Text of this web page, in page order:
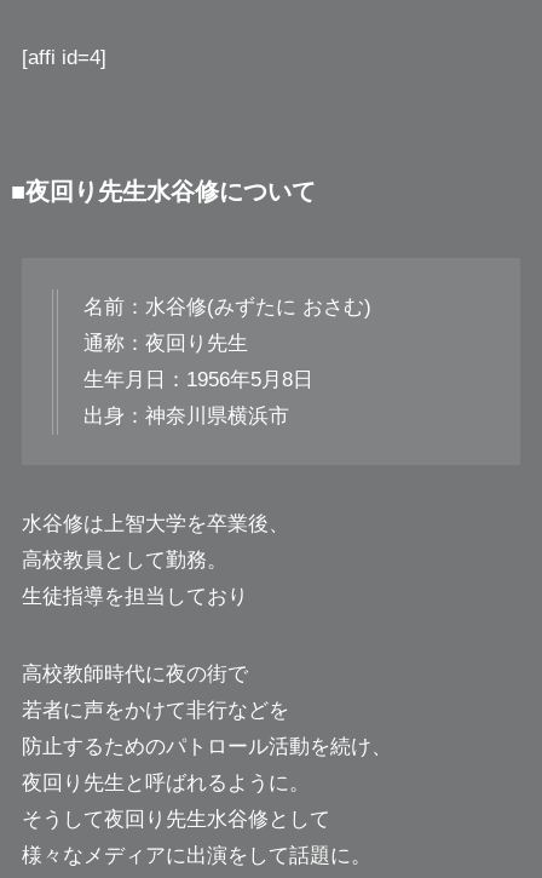
[affi id=4]
■夜回り先生水谷修について
名前：水谷修(みずたに おさむ)
通称：夜回り先生
生年月日：1956年5月8日
出身：神奈川県横浜市
水谷修は上智大学を卒業後、
高校教員として勤務。
生徒指導を担当しており
高校教師時代に夜の街で
若者に声をかけて非行などを
防止するためのパトロール活動を続け、
夜回り先生と呼ばれるように。
そうして夜回り先生水谷修として
様々なメディアに出演をして話題に。